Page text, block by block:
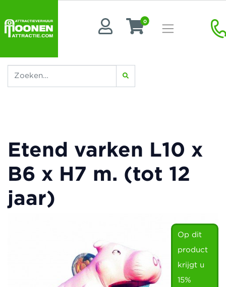
0
Etend varken L10 x
B6 x H7 m. (tot 12
jaar)
Op dit
product
krijgt u
15%